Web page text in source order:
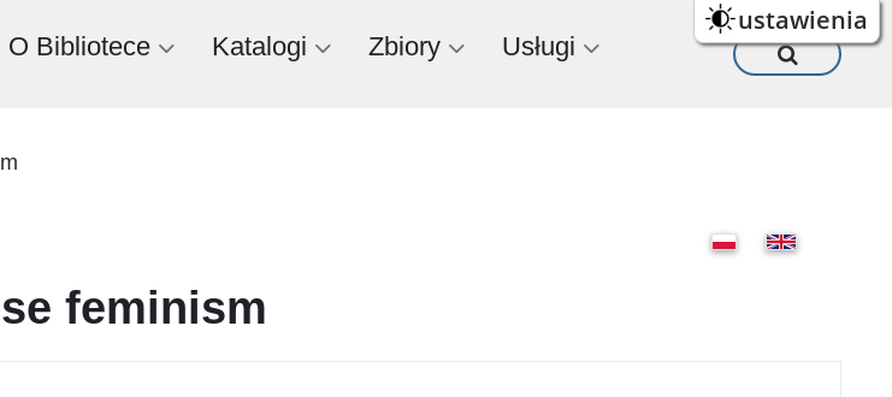
ustawienia
O Bibliotece Katalogi Zbiory Usługi
feminism